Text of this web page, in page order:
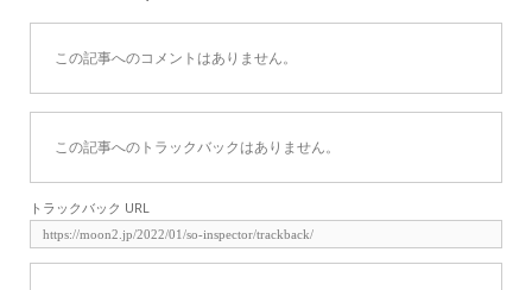
この記事へのコメントはありません。
この記事へのトラックバックはありません。
トラックバック URL